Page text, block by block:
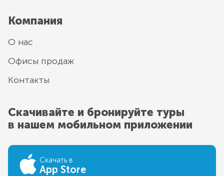
Компания
О нас
Офисы продаж
Контакты
Скачивайте и бронируйте туры
в нашем мобильном приложении
Скачать в
App Store